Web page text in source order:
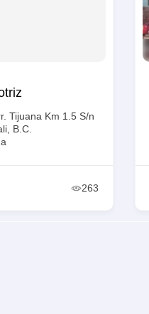
Tijuana Km 1.5 S/n
B.C.
263